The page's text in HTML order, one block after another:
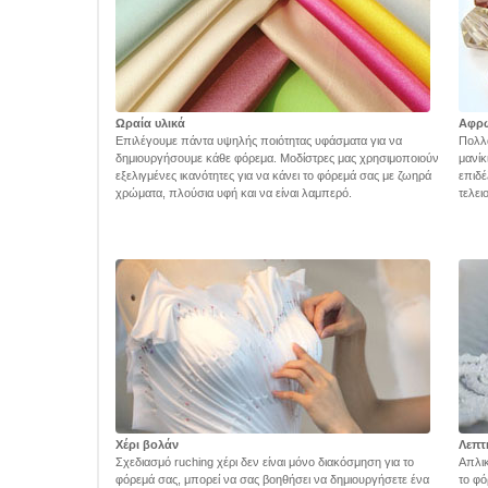
Ωραία υλικά
Επιλέγουμε πάντα υψηλής ποιότητας υφάσματα για να
δημιουργήσουμε κάθε φόρεμα. Μοδίστρες μας χρησιμοποιούν
εξελιγμένες ικανότητες για να κάνει το φόρεμά σας με ζωηρά
χρώματα, πλούσια υφή και να είναι λαμπερό.
Χέρι βολάν
Σχεδιασμό ruching χέρι δεν είναι μόνο διακόσμηση για το
φόρεμά σας, μπορεί να σας βοηθήσει να δημιουργήσετε ένα
το